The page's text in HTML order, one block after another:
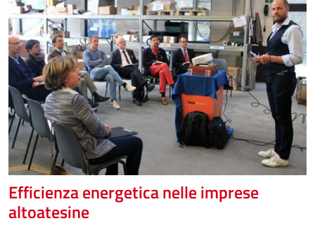
Efficienza energetica nelle imprese
altoatesine